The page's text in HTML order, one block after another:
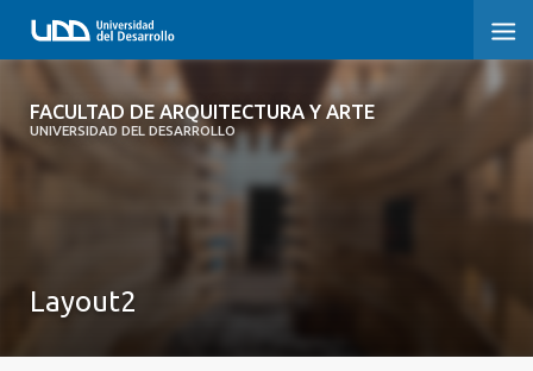
FACULTAD DE ARQUITECTURA Y ARTE
UNIVERSIDAD DEL DESARROLLO
FACULTAD DE ARQUITECTURA Y ARTE
Layout2